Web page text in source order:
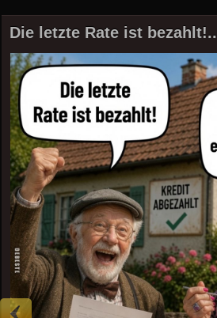
Die letzte Rate ist bezahlt!..